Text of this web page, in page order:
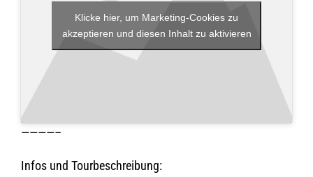
Klicke hier, um Marketing-Cookies zu
akzeptieren und diesen Inhalt zu aktivieren
————–
Infos und Tourbeschreibung: